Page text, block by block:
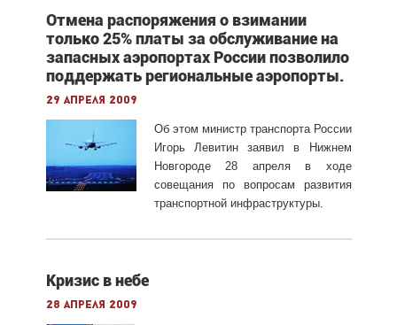
Отмена распоряжения о взимании
только 25% платы за обслуживание на
запасных аэропортах России позволило
поддержать региональные аэропорты.
29 апреля 2009
Об этом министр транспорта России
Игорь Левитин заявил в Нижнем
Новгороде 28 апреля в ходе
совещания по вопросам развития
транспортной инфраструктуры.
Кризис в небе
28 апреля 2009